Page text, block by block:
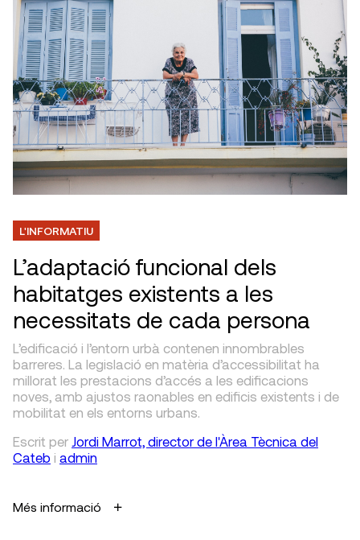
L'INFORMATIU
L’adaptació funcional dels
habitatges existents a les
necessitats de cada persona
L’edificació i l’entorn urbà contenen innombrables
barreres. La legislació en matèria d’accessibilitat ha
millorat les prestacions d’accés a les edificacions
noves, amb ajustos raonables en edificis existents i de
mobilitat en els entorns urbans.
Escrit per Jordi Marrot, director de l'Àrea Tècnica del
Cateb i admin
Més informació